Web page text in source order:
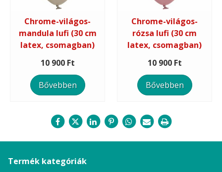
Chrome-világos-
mandula lufi (30 cm
latex, csomagban)
10 900 Ft
Bővebben
Chrome-világos-
rózsa lufi (30 cm
latex, csomagban)
10 900 Ft
Bővebben
Termék kategóriák